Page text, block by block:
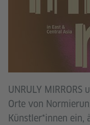
UNRULY
Orte von
Künstler*innen ein,